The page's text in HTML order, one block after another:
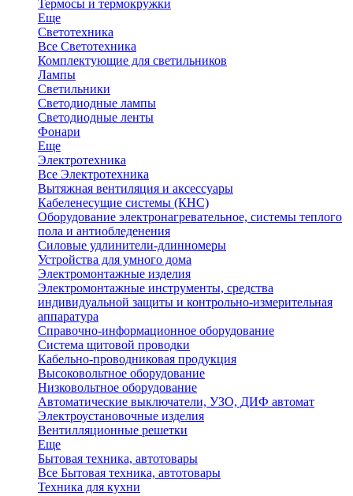
Термосы и термокружки
Еще
Светотехника
Все Светотехника
Комплектующие для светильников
Лампы
Светильники
Светодиодные лампы
Светодиодные ленты
Фонари
Еще
Электротехника
Все Электротехника
Вытяжная вентиляция и аксессуары
Кабеленесущие системы (КНС)
Оборудование электронагревательное, системы теплого
пола и антиобледенения
Силовые удлинители-длинномеры
Устройства для умного дома
Электромонтажные изделия
Электромонтажные инструменты, средства
индивидуальной защиты и контрольно-измерительная
аппаратура
Справочно-информационное оборудование
Система щитовой проводки
Кабельно-проводниковая продукция
Высоковольтное оборудование
Низковольтное оборудование
Автоматические выключатели, УЗО, ДИФ автомат
Электроустановочные изделия
Вентилляционные решетки
Еще
Бытовая техника, автотовары
Все Бытовая техника, автотовары
Техника для кухни